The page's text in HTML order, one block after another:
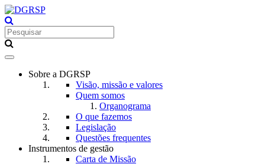
Toggle
navigationSobre a DGRSP
Visão, missão e valores
Quem somos
Organograma
O que fazemos
Legislação
Questões frequentes
Instrumentos de gestão
Carta de Missão